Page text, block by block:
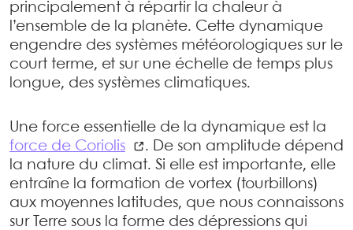
principalement à répartir la chaleur à
l’ensemble de la planète. Cette dynamique
engendre des systèmes météorologiques sur le
court terme, et sur une échelle de temps plus
longue, des systèmes climatiques.
Une force essentielle de la dynamique est la
force de Coriolis
. De son amplitude dépend
la nature du climat. Si elle est importante, elle
entraîne la formation de vortex (tourbillons)
aux moyennes latitudes, que nous connaissons
sur Terre sous la forme des dépressions qui